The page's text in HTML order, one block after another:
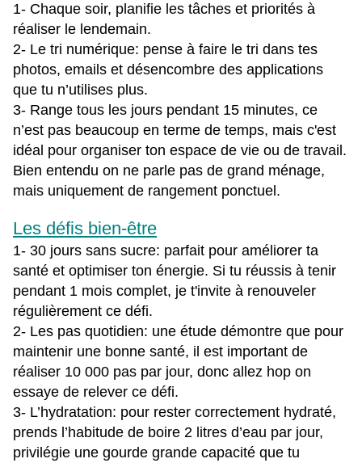
1- Chaque soir, planifie les tâches et priorités à
réaliser le lendemain.
2- Le tri numérique: pense à faire le tri dans tes
photos, emails et désencombre des applications
que tu n’utilises plus.
3- Range tous les jours pendant 15 minutes, ce
n’est pas beaucoup en terme de temps, mais c'est
idéal pour organiser ton espace de vie ou de travail.
Bien entendu on ne parle pas de grand ménage,
mais uniquement de rangement ponctuel.
Les défis bien-être
1- 30 jours sans sucre: parfait pour améliorer ta
santé et optimiser ton énergie. Si tu réussis à tenir
pendant 1 mois complet, je t'invite à renouveler
régulièrement ce défi.
2- Les pas quotidien: une étude démontre que pour
maintenir une bonne santé, il est important de
réaliser 10 000 pas par jour, donc allez hop on
essaye de relever ce défi.
3- L’hydratation: pour rester correctement hydraté,
prends l’habitude de boire 2 litres d’eau par jour,
privilégie une gourde grande capacité que tu